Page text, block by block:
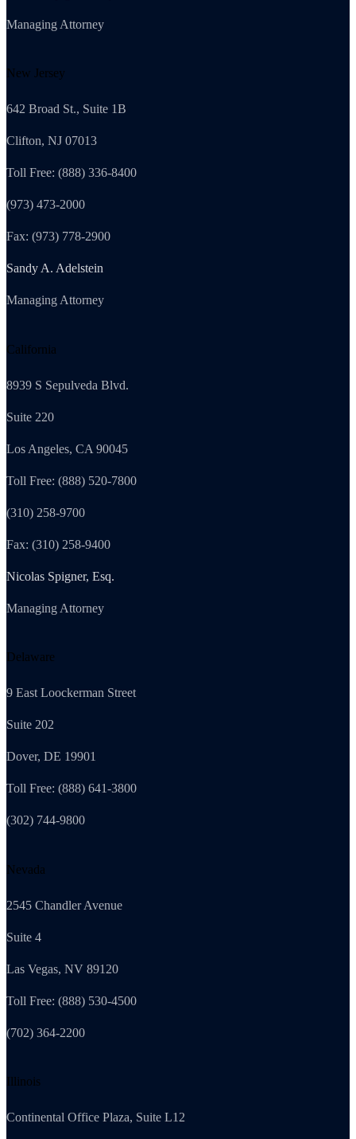
Managing Attorney
New Jersey
642 Broad St., Suite 1B
Clifton, NJ 07013
Toll Free: (888) 336-8400
(973) 473-2000
Fax: (973) 778-2900
Sandy A. Adelstein
Managing Attorney
California
8939 S Sepulveda Blvd.
Suite 220
Los Angeles, CA 90045
Toll Free: (888) 520-7800
(310) 258-9700
Fax: (310) 258-9400
Nicolas Spigner, Esq.
Managing Attorney
Delaware
9 East Loockerman Street
Suite 202
Dover, DE 19901
Toll Free: (888) 641-3800
(302) 744-9800
Nevada
2545 Chandler Avenue
Suite 4
Las Vegas, NV 89120
Toll Free: (888) 530-4500
(702) 364-2200
Illinois
Continental Office Plaza, Suite L12